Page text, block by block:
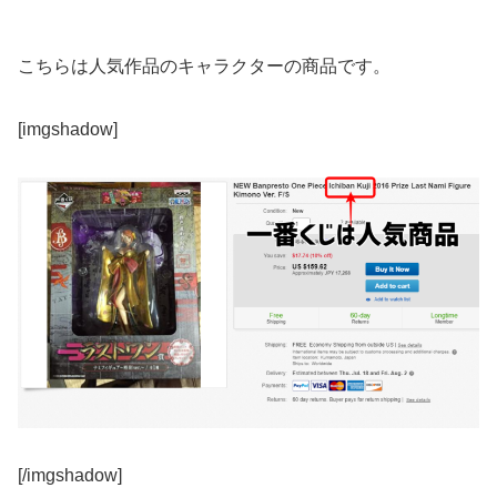
こちらは人気作品のキャラクターの商品です。
[imgshadow]
[/imgshadow]